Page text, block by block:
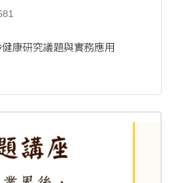
康研究議題與實務應用